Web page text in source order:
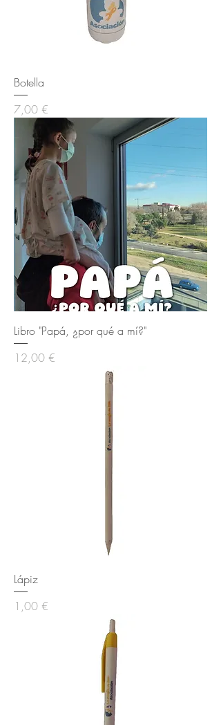
Botella
Precio
7,00 €
Libro "Papá, ¿por qué a mí?"
Precio
12,00 €
Lápiz
Precio
1,00 €